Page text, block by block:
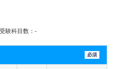
験科目数：-
必須